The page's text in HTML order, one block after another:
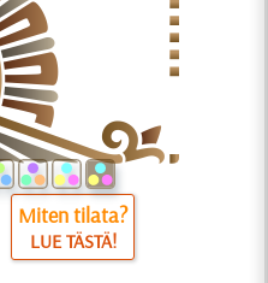
Miten tilata?
LUE TÄSTÄ!